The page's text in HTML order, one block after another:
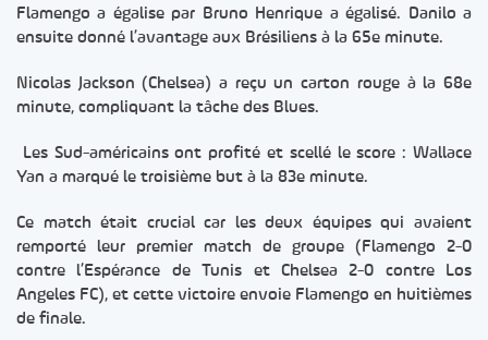
Flamengo a égalise par Bruno Henrique a égalisé. Danilo a
ensuite donné l’avantage aux Brésiliens à la 65e minute.
Nicolas Jackson (Chelsea) a reçu un carton rouge à la 68e
minute, compliquant la tâche des Blues.
Les Sud-américains ont profité et scellé le score : Wallace
Yan a marqué le troisième but à la 83e minute.
Ce match était crucial car les deux équipes qui avaient
remporté leur premier match de groupe (Flamengo 2-0
contre l’Espérance de Tunis et Chelsea 2-0 contre Los
Angeles FC), et cette victoire envoie Flamengo en huitièmes
de finale.